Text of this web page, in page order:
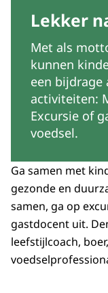
Lekker
Met als
kunnen
een bijdrage
activiteiten:
Excursie of
voedsel.
Ga samen met
gezonde en
samen, ga op
gastdocent uit.
leefstijlcoach,